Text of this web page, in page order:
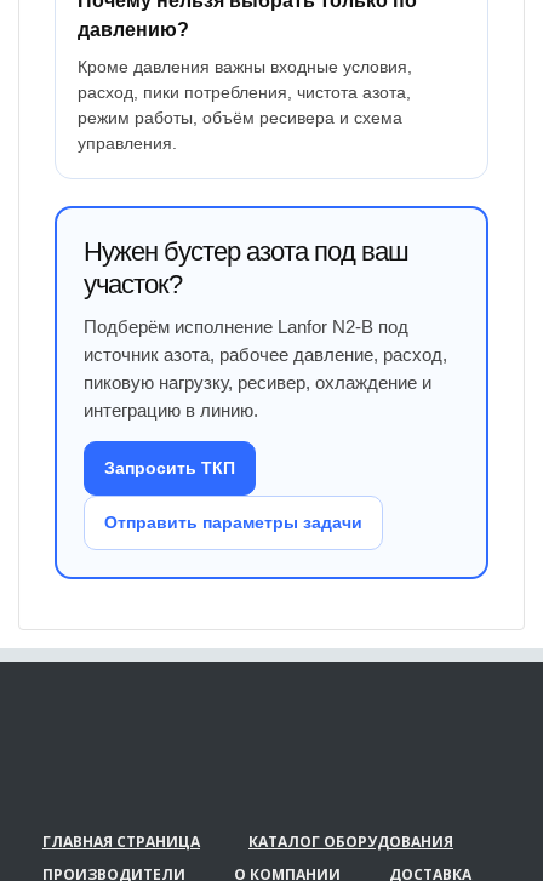
давлению?
Кроме давления важны входные условия,
расход, пики потребления, чистота азота,
режим работы, объём ресивера и схема
управления.
Нужен бустер азота под ваш
участок?
Подберём исполнение Lanfor N2-B под
источник азота, рабочее давление, расход,
пиковую нагрузку, ресивер, охлаждение и
интеграцию в линию.
Запросить ТКП
Отправить параметры задачи
ГЛАВНАЯ СТРАНИЦА
КАТАЛОГ ОБОРУДОВАНИЯ
ПРОИЗВОДИТЕЛИ
О КОМПАНИИ ДОСТАВКА